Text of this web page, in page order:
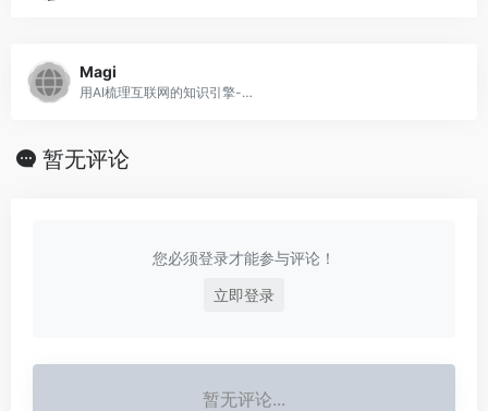
Magi
用AI梳理互联网的知识引擎-…
暂无评论
您必须登录才能参与评论！
立即登录
暂无评论...